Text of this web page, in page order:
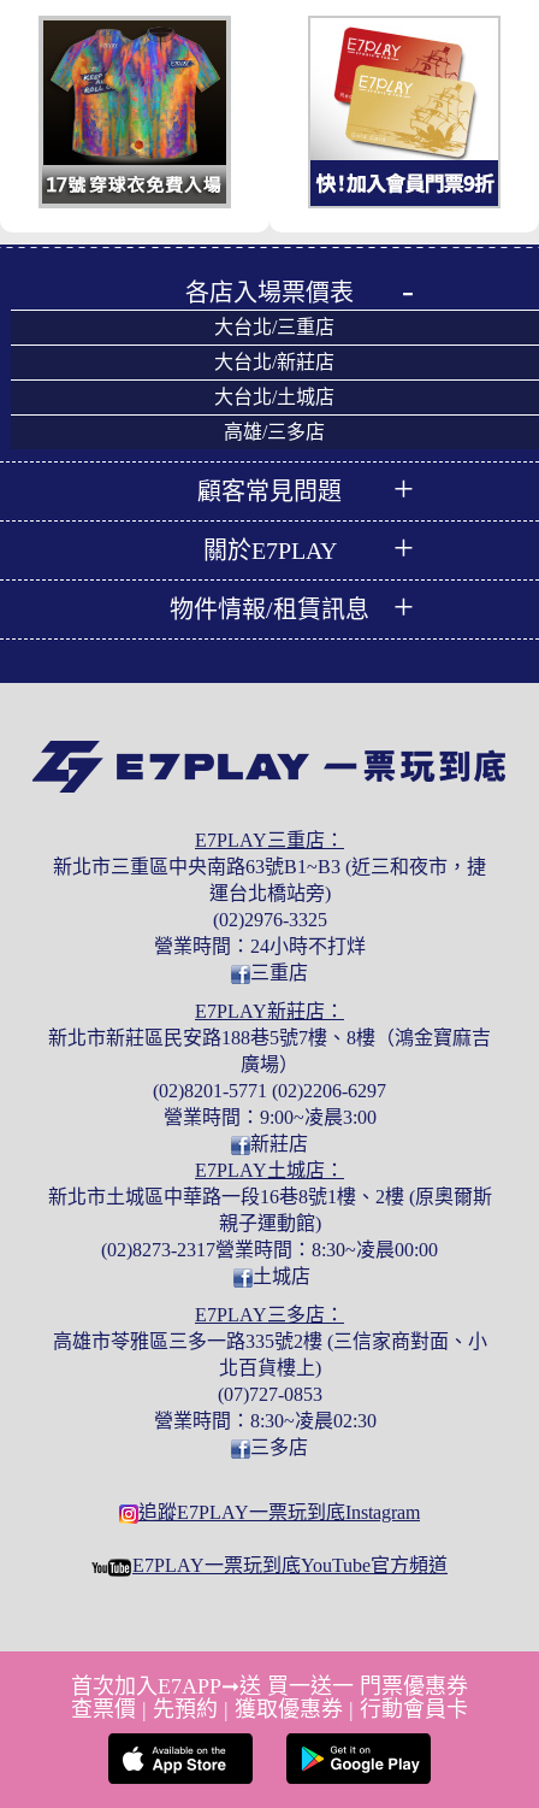
各店入場票價表
大台北/三重店
大台北/新莊店
大台北/土城店
高雄/三多店
顧客常見問題
關於E7PLAY
物件情報/租賃訊息
E7PLAY三重店：
新北市三重區中央南路63號B1~B3 (近三和夜市，捷
運台北橋站旁)
(02)2976-3325
營業時間：24小時不打烊
三重店
E7PLAY新莊店：
新北市新莊區民安路188巷5號7樓、8樓（鴻金寶麻吉
廣場）
(02)8201-5771 (02)2206-6297
營業時間：9:00~凌晨3:00
新莊店
E7PLAY土城店：
新北市土城區中華路一段16巷8號1樓、2樓 (原奧爾斯
親子運動館)
(02)8273-2317營業時間：8:30~凌晨00:00
土城店
E7PLAY三多店：
高雄市苓雅區三多一路335號2樓 (三信家商對面、小
北百貨樓上)
(07)727-0853
營業時間：8:30~凌晨02:30
三多店
追蹤E7PLAY一票玩到底Instagram
E7PLAY一票玩到底YouTube官方頻道
首次加入E7APP➞送 買一送一 門票優惠券
查票價 | 先預約 | 獲取優惠券 | 行動會員卡